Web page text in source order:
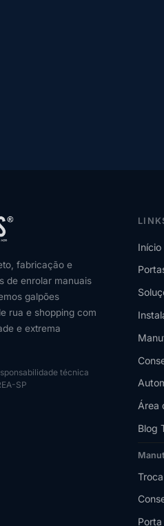
fabricação e
de enrolar manuais
galpões
rua e shopping com
e extrema
técnica
SP
Início
Área
Blog